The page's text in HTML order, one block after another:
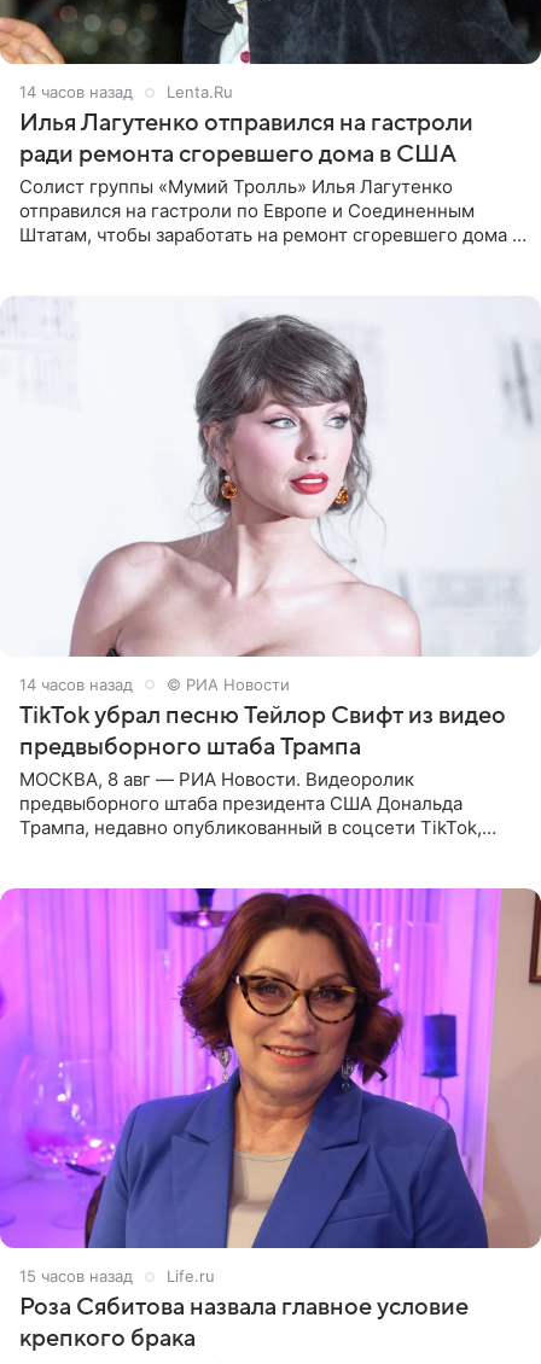
14 часов назад Lenta.Ru
Илья Лагутенко отправился на гастроли
ради ремонта сгоревшего дома в США
Солист группы «Мумий Тролль» Илья Лагутенко
отправился на гастроли по Европе и Соединенным
Штатам, чтобы заработать на ремонт сгоревшего дома в
14 часов назад © РИА Новости
TikTok убрал песню Тейлор Свифт из видео
предвыборного штаба Трампа
МОСКВА, 8 авг — РИА Новости. Видеоролик
предвыборного штаба президента США Дональда
Трампа, недавно опубликованный в соцсети TikTok,
15 часов назад Life.ru
Роза Сябитова назвала главное условие
крепкого брака